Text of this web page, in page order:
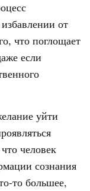
от
что поглощает
если
уйти
человек
сознания
то большее,